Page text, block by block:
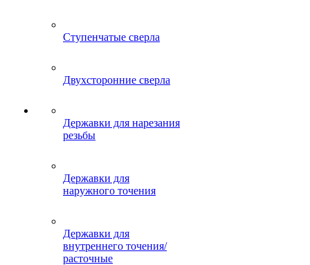
Ступенчатые сверла
Двухсторонние сверла
Державки для нарезания
резьбы
Державки для
наружного точения
Державки для
внутреннего точения/
расточные